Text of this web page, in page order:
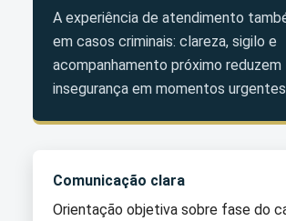
A experiência de atendimento
em casos criminais: clareza, sigilo e
acompanhamento próximo reduzem
insegurança em momentos
Comunicação clara
Orientação objetiva sobre fase do